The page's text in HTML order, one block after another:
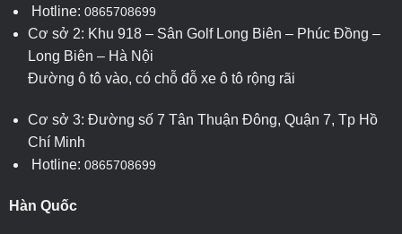
Hotline: 0865708699
Cơ sở 2: Khu 918 – Sân Golf Long Biên – Phúc Đồng –
Long Biên – Hà Nội
Đường ô tô vào, có chỗ đỗ xe ô tô rộng rãi
Cơ sở 3: Đường số 7 Tân Thuận Đông, Quận 7, Tp Hồ
Chí Minh
Hotline: 0865708699
Hàn Quốc